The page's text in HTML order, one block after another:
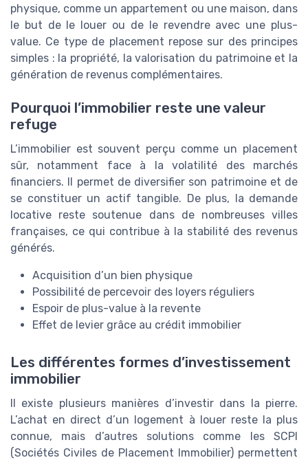
physique, comme un appartement ou une maison, dans
le but de le louer ou de le revendre avec une plus-
value. Ce type de placement repose sur des principes
simples : la propriété, la valorisation du patrimoine et la
génération de revenus complémentaires.
Pourquoi l’immobilier reste une valeur
refuge
L’immobilier est souvent perçu comme un placement
sûr, notamment face à la volatilité des marchés
financiers. Il permet de diversifier son patrimoine et de
se constituer un actif tangible. De plus, la demande
locative reste soutenue dans de nombreuses villes
françaises, ce qui contribue à la stabilité des revenus
générés.
Acquisition d’un bien physique
Possibilité de percevoir des loyers réguliers
Espoir de plus-value à la revente
Effet de levier grâce au crédit immobilier
Les différentes formes d’investissement
immobilier
Il existe plusieurs manières d’investir dans la pierre.
L’achat en direct d’un logement à louer reste la plus
connue, mais d’autres solutions comme les SCPI
(Sociétés Civiles de Placement Immobilier) permettent